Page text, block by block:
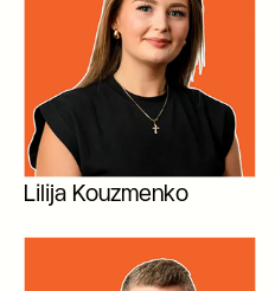
Lilija Kouzmenko